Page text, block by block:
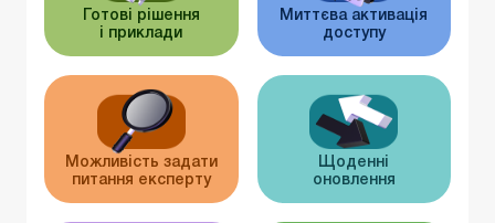
Готові рішення
і приклади
Миттєва активація
доступу
Можливість задати
питання експерту
Щоденні
оновлення